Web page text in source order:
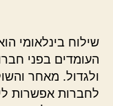
שילוח בינלאומי
העומדים בפני
ולגדול. מאחר
לחברות אפשרות